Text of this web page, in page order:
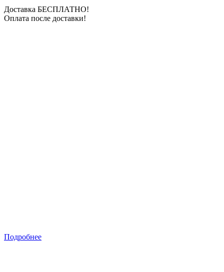
Доставка БЕСПЛАТНО!
Оплата после доставки!
Подробнее